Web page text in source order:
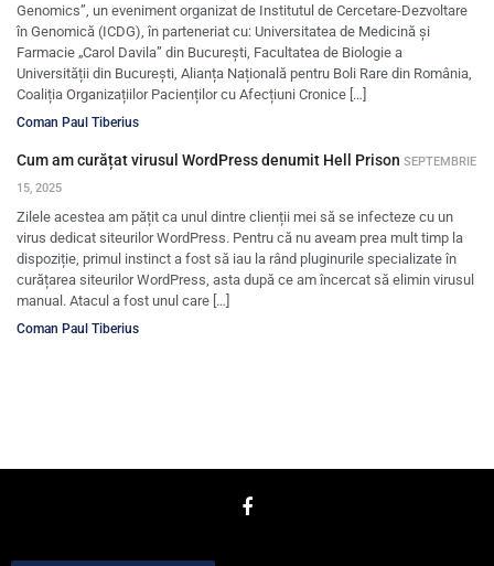
Genomics”, un eveniment organizat de Institutul de Cercetare-Dezvoltare
în Genomică (ICDG), în parteneriat cu: Universitatea de Medicină și
Farmacie „Carol Davila” din București, Facultatea de Biologie a
Universității din București, Alianța Națională pentru Boli Rare din România,
Coaliția Organizațiilor Pacienților cu Afecțiuni Cronice […]
Coman Paul Tiberius
Cum am curățat virusul WordPress denumit Hell Prison SEPTEMBRIE
15, 2025
Zilele acestea am pățit ca unul dintre clienții mei să se infecteze cu un
virus dedicat siteurilor WordPress. Pentru că nu aveam prea mult timp la
dispoziție, primul instinct a fost să iau la rând pluginurile specializate în
curățarea siteurilor WordPress, asta după ce am încercat să elimin virusul
manual. Atacul a fost unul care […]
Coman Paul Tiberius